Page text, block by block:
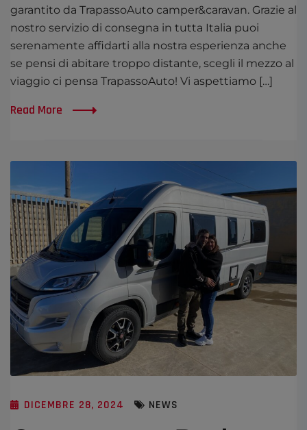
garantito da TrapassoAuto camper&caravan. Grazie al
nostro servizio di consegna in tutta Italia puoi
serenamente affidarti alla nostra esperienza anche
se pensi di abitare troppo distante, scegli il mezzo al
viaggio ci pensa TrapassoAuto! Vi aspettiamo […]
Read More
DICEMBRE 28, 2024 NEWS